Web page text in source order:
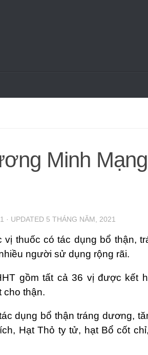
Minh
· UPDATED 5 THÁNG NĂM, 2021
vị thuốc có tác dụng bổ thận,
người sử dụng rộng rãi.
gồm tất cả 36 vị được kết
cho thận.
dụng bổ thận tráng dương,
Hạt Thỏ ty tử, hạt Bổ cốt